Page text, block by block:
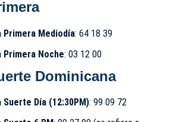
Primera Mediodía: 64 18 39
Primera Noche: 03 12 00
Dominicana
Suerte Día (12:30PM): 99 09 72